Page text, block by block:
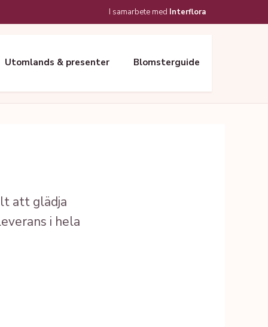
I samarbete med Interflora
Utomlands & presenter Blomsterguide
att glädja
i hela